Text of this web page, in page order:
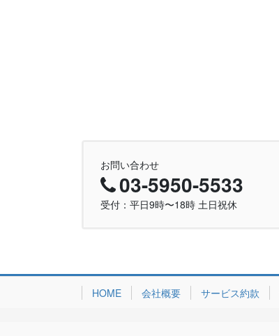
お問い合わせ
03-5950-5533
受付：平日9時〜18時 土日祝休
HOME 会社概要 サービス約款